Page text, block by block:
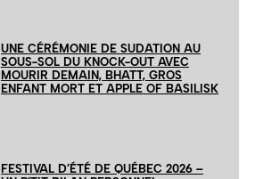
UNE CÉRÉMONIE DE SUDATION AU
SOUS-SOL DU KNOCK-OUT AVEC
MOURIR DEMAIN, BHATT, GROS
ENFANT MORT ET APPLE OF BASILISK
FESTIVAL D’ÉTÉ DE QUÉBEC 2026 –